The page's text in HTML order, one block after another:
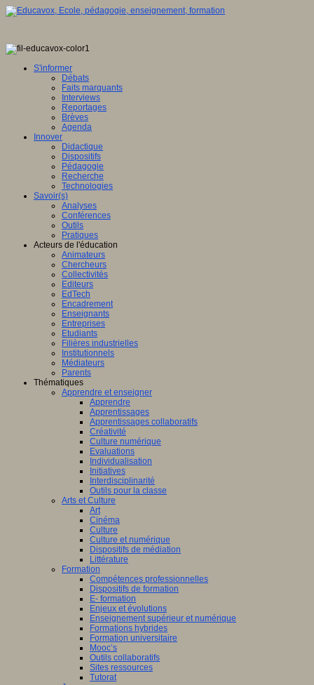
S'informer
Débats
Faits marquants
Interviews
Reportages
Brèves
Agenda
Innover
Didactique
Dispositifs
Pédagogie
Recherche
Technologies
Savoir(s)
Analyses
Conférences
Outils
Pratiques
Acteurs de l'éducation
Animateurs
Chercheurs
Collectivités
Editeurs
EdTech
Encadrement
Enseignants
Entreprises
Etudiants
Filières industrielles
Institutionnels
Médiateurs
Parents
Thématiques
Apprendre et enseigner
Apprendre
Apprentissages
Apprentissages collaboratifs
Créativité
Culture numérique
Evaluations
Individualisation
Initiatives
Interdisciplinarité
Outils pour la classe
Arts et Culture
Art
Cinéma
Culture
Culture et numérique
Dispositifs de médiation
Littérature
Formation
Compétences professionnelles
Dispositifs de formation
E- formation
Enjeux et évolutions
Enseignement supérieur et numérique
Formations hybrides
Formation universitaire
Mooc’s
Outils collaboratifs
Sites ressources
Tutorat